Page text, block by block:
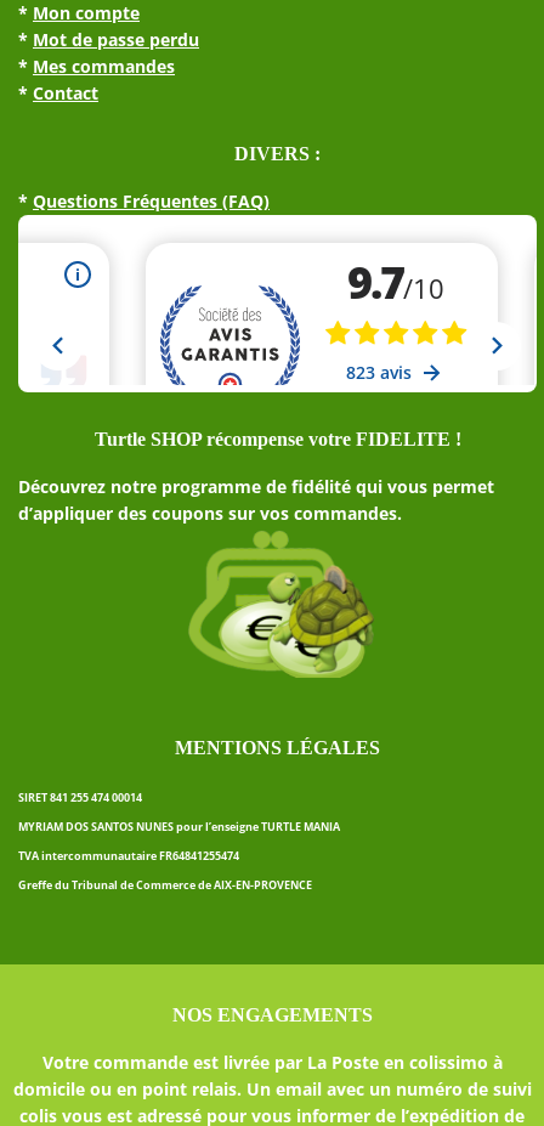
* Mon compte
* Mot de passe perdu
* Mes commandes
* Contact
DIVERS :
* Questions Fréquentes (FAQ)
Turtle SHOP récompense votre FIDELITE !
Découvrez notre programme de fidélité qui vous permet
d’appliquer des coupons sur vos commandes.
MENTIONS LÉGALES
SIRET 841 255 474 00014
MYRIAM DOS SANTOS NUNES pour l’enseigne TURTLE MANIA
TVA intercommunautaire FR64841255474
Greffe du Tribunal de Commerce de AIX-EN-PROVENCE
NOS ENGAGEMENTS
Votre commande est livrée par La Poste en colissimo à
domicile ou en point relais. Un email avec un numéro de suivi
colis vous est adressé pour vous informer de l’expédition de